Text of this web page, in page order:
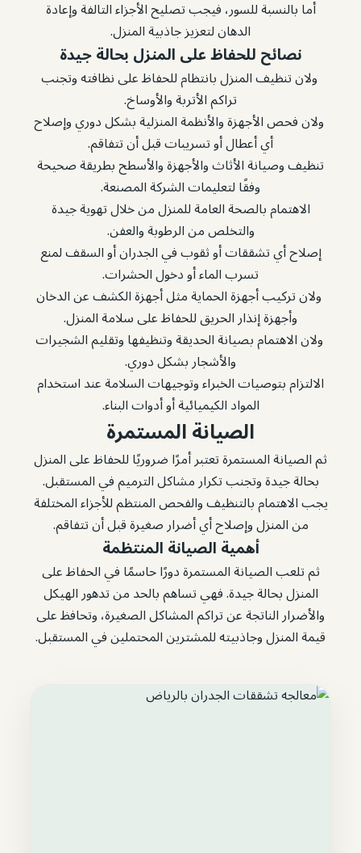
أما بالنسبة للسور، فيجب تصليح الأجزاء التالفة وإعادة
الدهان لتعزيز جاذبية المنزل.
نصائح للحفاظ على المنزل بحالة جيدة
ولان تنظيف المنزل بانتظام للحفاظ على نظافته وتجنب
تراكم الأتربة والأوساخ.
ولان فحص الأجهزة والأنظمة المنزلية بشكل دوري وإصلاح
أي أعطال أو تسريبات قبل أن تتفاقم.
تنظيف وصيانة الأثاث والأجهزة والأسطح بطريقة صحيحة
وفقًا لتعليمات الشركة المصنعة.
الاهتمام بالصحة العامة للمنزل من خلال تهوية جيدة
والتخلص من الرطوبة والعفن.
إصلاح أي تشققات أو ثقوب في الجدران أو السقف لمنع
تسرب الماء أو دخول الحشرات.
ولان تركيب أجهزة الحماية مثل أجهزة الكشف عن الدخان
وأجهزة إنذار الحريق للحفاظ على سلامة المنزل.
ولان الاهتمام بصيانة الحديقة وتنظيفها وتقليم الشجيرات
والأشجار بشكل دوري.
الالتزام بتوصيات الخبراء وتوجيهات السلامة عند استخدام
المواد الكيميائية أو أدوات البناء.
الصيانة المستمرة
ثم الصيانة المستمرة تعتبر أمرًا ضروريًا للحفاظ على المنزل
بحالة جيدة وتجنب تكرار مشاكل الترميم في المستقبل.
يجب الاهتمام بالتنظيف والفحص المنتظم للأجزاء المختلفة
من المنزل وإصلاح أي أضرار صغيرة قبل أن تتفاقم.
أهمية الصيانة المنتظمة
ثم تلعب الصيانة المستمرة دورًا حاسمًا في الحفاظ على
المنزل بحالة جيدة. فهي تساهم بالحد من تدهور الهيكل
والأضرار الناتجة عن تراكم المشاكل الصغيرة، وتحافظ على
قيمة المنزل وجاذبيته للمشترين المحتملين في المستقبل.